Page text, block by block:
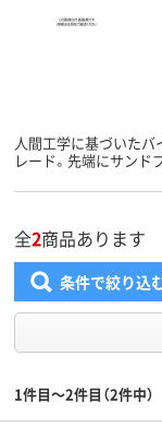
人間工学に基づいた
レード。先端にサンド
全2商品あります
条件で絞り込
1件目～2件目（2件中）